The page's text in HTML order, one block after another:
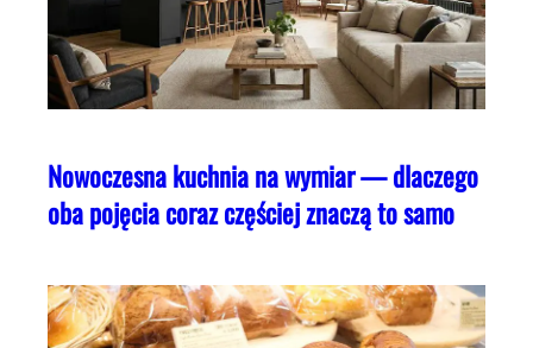
Nowoczesna kuchnia na wymiar — dlaczego
oba pojęcia coraz częściej znaczą to samo